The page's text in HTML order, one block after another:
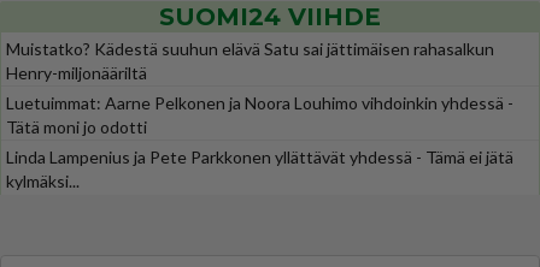
SUOMI24 VIIHDE
Muistatko? Kädestä suuhun elävä Satu sai jättimäisen rahasalkun
Henry-miljonääriltä
Luetuimmat: Aarne Pelkonen ja Noora Louhimo vihdoinkin yhdessä -
Tätä moni jo odotti
Linda Lampenius ja Pete Parkkonen yllättävät yhdessä - Tämä ei jätä
kylmäksi...